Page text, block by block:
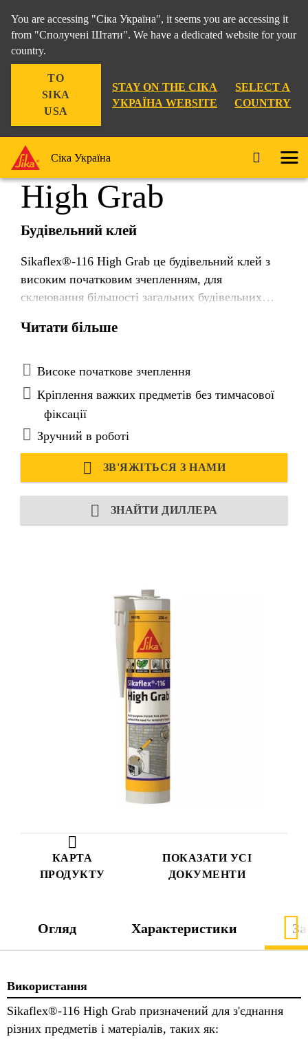
You are accessing "Сіка Україна", it seems you are accessing it
from "Сполучені Штати". We have a dedicated website for your
country.
TO
SIKA
USA
STAY ON THE СІКА
УКРАЇНА WEBSITE
SELECT A
COUNTRY
Сіка Україна
КАРТА
ПРОДУКТУ
ПОКАЗАТИ УСІ
ДОКУМЕНТИ
Sikaflex®-116
High Grab
Будівельний клей
Sikaflex®-116 High Grab це будівельний клей з
високим початковим зчепленням, для
склеювання більшості загальних будівельних
Читати більше
Високе початкове зчеплення
Кріплення важких предметів без тимчасової
фіксації
Зручний в роботі
ЗВ'ЯЖІТЬСЯ З НАМИ
ЗНАЙТИ ДИЛЛЕРА
Огляд Характеристики
Використання
Sikaflex®-116 High Grab призначений для з'єднання
різних предметів і матеріалів, таких як: